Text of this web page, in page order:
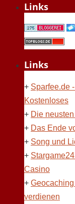
Links
Links
+ Sparfee.de
Kostenloses
+ Die
+ Das Ende
+ Song und
+
Casino
+
verdienen